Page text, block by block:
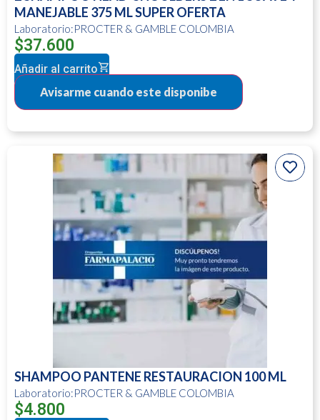
MANEJABLE 375 ML SUPER OFERTA
Laboratorio:PROCTER & GAMBLE COLOMBIA
$37.600
Añadir al carrito
SHAMPOO PANTENE RESTAURACION 100 ML
Laboratorio:PROCTER & GAMBLE COLOMBIA
$4.800